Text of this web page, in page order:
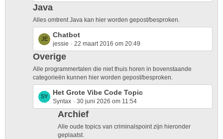
s
s
P
o
s
t
s
Java
Alles omtrent Java kan hier worden gepost/besproken.
L
a
s
P
o
s
Chatbot
jessie 22 maart 2016 om 20:49
Overige
Alle programmertalen die niet thuis horen in bovenstaande
categorieën kunnen hier worden gepost/besproken.
L
a
Het Grote Vibe Code Topic
Syntax 30 juni 2026 om 11:54
Archief
Alle oude topics van criminalspoint zijn hieronder
geplaatst.